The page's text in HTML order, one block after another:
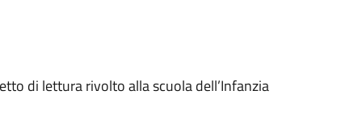
di lettura rivolto alla scuola dell’Infanzia